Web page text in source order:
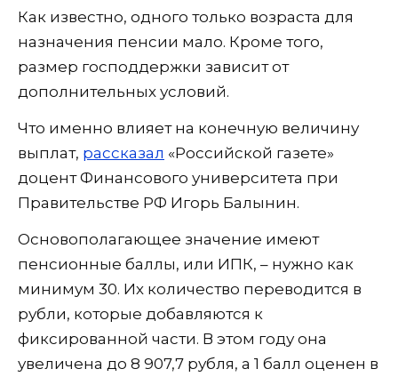
Как известно, одного только возраста для
назначения пенсии мало. Кроме того,
размер господдержки зависит от
дополнительных условий.
Что именно влияет на конечную величину
выплат, рассказал «Российской газете»
доцент Финансового университета при
Правительстве РФ Игорь Балынин.
Основополагающее значение имеют
пенсионные баллы, или ИПК, – нужно как
минимум 30. Их количество переводится в
рубли, которые добавляются к
фиксированной части. В этом году она
увеличена до 8 907,7 рубля, а 1 балл оценен в